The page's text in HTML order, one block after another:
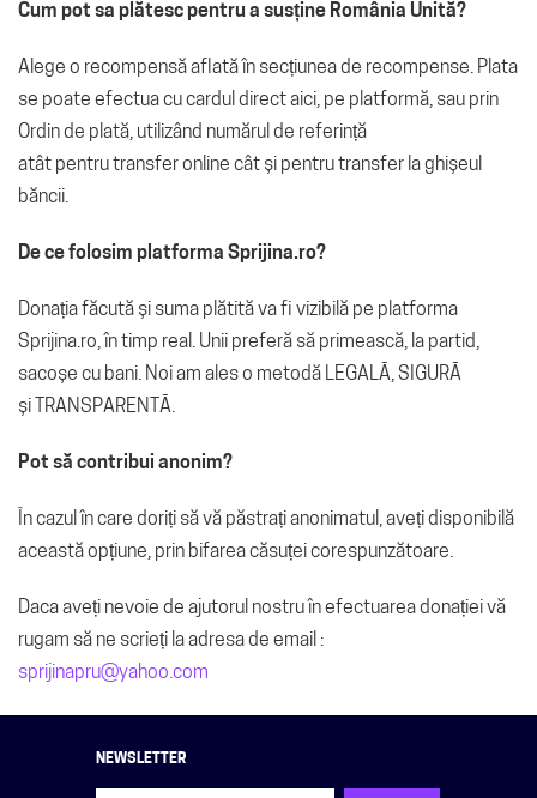
Cum pot sa plătesc pentru a susține România Unită?
Alege o recompensă aflată în secțiunea de recompense. Plata
se poate efectua cu cardul direct aici, pe platformă, sau prin
Ordin de plată, utilizând numărul de referință
atât pentru transfer online cât și pentru transfer la ghișeul
băncii.
De ce folosim platforma Sprijina.ro?
Donația făcută și suma plătită va fi vizibilă pe platforma
Sprijina.ro, în timp real. Unii preferă să primească, la partid,
sacoșe cu bani. Noi am ales o metodă LEGALĂ, SIGURĂ
și TRANSPARENTĂ.
Pot să contribui anonim?
În cazul în care doriți să vă păstrați anonimatul, aveți disponibilă
această opțiune, prin bifarea căsuței corespunzătoare.
Daca aveți nevoie de ajutorul nostru în efectuarea donației vă
rugam să ne scrieți la adresa de email :
sprijinapru@yahoo.com
NEWSLETTER